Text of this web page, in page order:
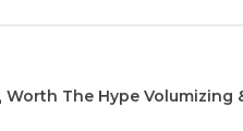
The Hype Volumizing